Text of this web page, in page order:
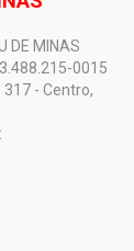
DE MINAS
0015
317 - Centro,
: